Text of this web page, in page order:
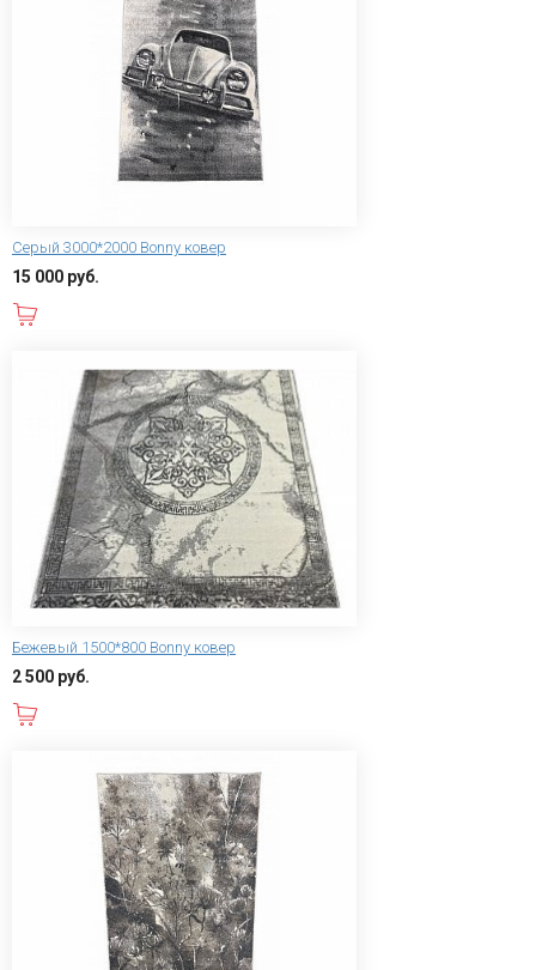
Серый 3000*2000 Bonny ковер
15 000 руб.
Бежевый 1500*800 Bonny ковер
2 500 руб.